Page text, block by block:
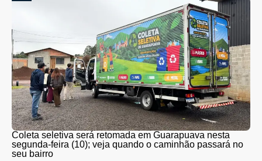
Coleta seletiva será retomada em Guarapuava nesta
segunda-feira (10); veja quando o caminhão passará no
seu bairro